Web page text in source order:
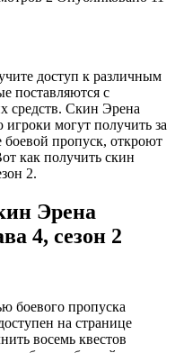
доступ к различным
поставляются с
средств. Скин Эрена
могут получить за
пропуск, откроют
как получить скин
2.
Эрена
4, сезон 2
боевого пропуска
на странице
восемь квестов